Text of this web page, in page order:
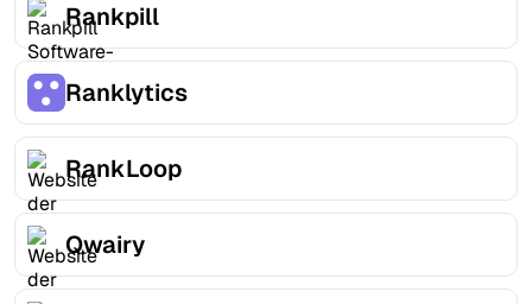
Rankpill
Ranklytics
RankLoop
Qwairy